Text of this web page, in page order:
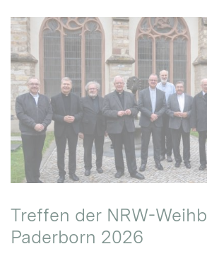
Treffen der NRW-
Paderborn 2026